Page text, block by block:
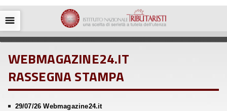
☰
WEBMAGAZINE24.IT
RASSEGNA STAMPA
29/07/26 Webmagazine24.it